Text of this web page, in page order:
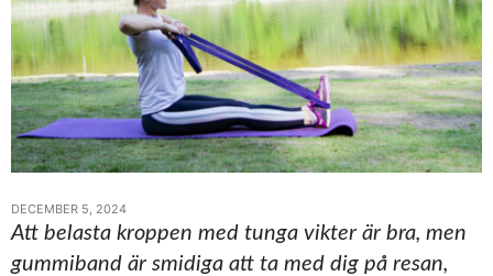
DECEMBER 5, 2024
Att belasta kroppen med tunga vikter är bra, men
gummiband är smidiga att ta med dig på resan,